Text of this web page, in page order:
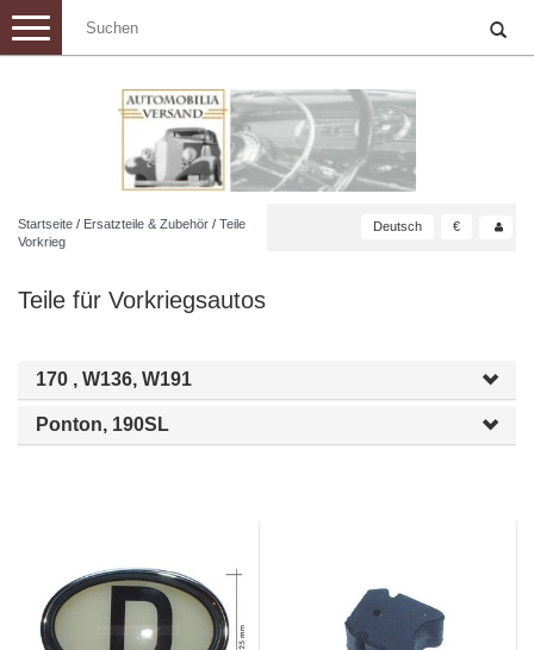
Toggle
navigation
Startseite / Ersatzteile & Zubehör / Teile
Vorkrieg
Deutsch €
Teile für Vorkriegsautos
170 , W136, W191
Ponton, 190SL